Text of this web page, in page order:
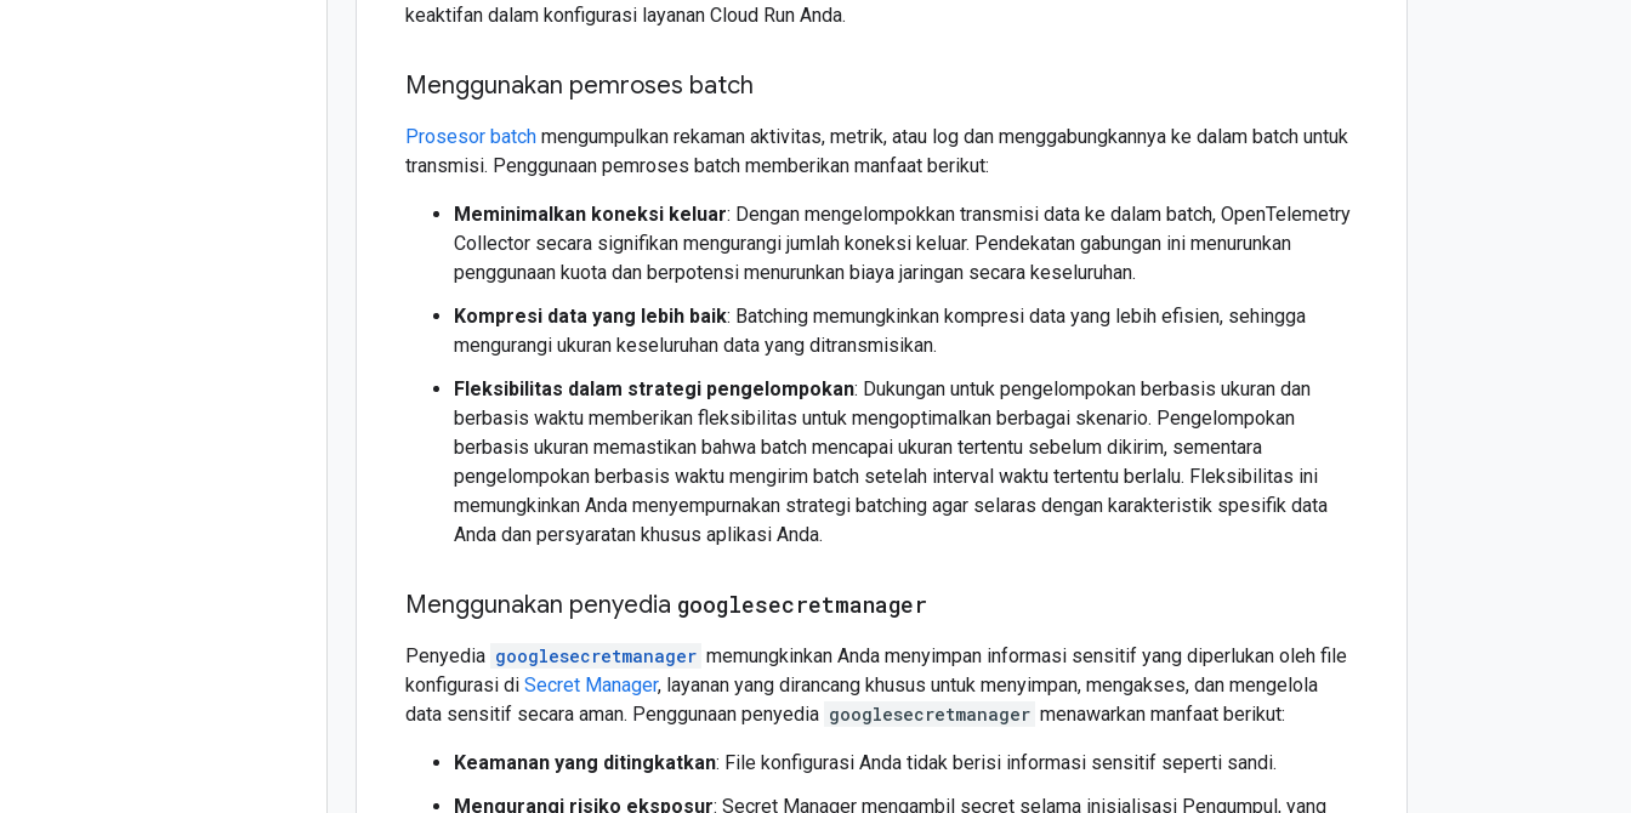
keaktifan dalam konfigurasi layanan Cloud Run Anda.
Menggunakan pemroses batch
Prosesor batch mengumpulkan rekaman aktivitas, metrik, atau log dan menggabungkannya ke dalam batch untuk
transmisi. Penggunaan pemroses batch memberikan manfaat berikut:
Meminimalkan koneksi keluar: Dengan mengelompokkan transmisi data ke dalam batch, OpenTelemetry
Collector secara signifikan mengurangi jumlah koneksi keluar. Pendekatan gabungan ini menurunkan
penggunaan kuota dan berpotensi menurunkan biaya jaringan secara keseluruhan.
Kompresi data yang lebih baik: Batching memungkinkan kompresi data yang lebih efisien, sehingga
mengurangi ukuran keseluruhan data yang ditransmisikan.
Fleksibilitas dalam strategi pengelompokan: Dukungan untuk pengelompokan berbasis ukuran dan
berbasis waktu memberikan fleksibilitas untuk mengoptimalkan berbagai skenario. Pengelompokan
berbasis ukuran memastikan bahwa batch mencapai ukuran tertentu sebelum dikirim, sementara
pengelompokan berbasis waktu mengirim batch setelah interval waktu tertentu berlalu. Fleksibilitas ini
memungkinkan Anda menyempurnakan strategi batching agar selaras dengan karakteristik spesifik data
Anda dan persyaratan khusus aplikasi Anda.
Menggunakan penyedia googlesecretmanager
Penyedia googlesecretmanager memungkinkan Anda menyimpan informasi sensitif yang diperlukan oleh file
konfigurasi di Secret Manager, layanan yang dirancang khusus untuk menyimpan, mengakses, dan mengelola
data sensitif secara aman. Penggunaan penyedia googlesecretmanager menawarkan manfaat berikut:
Keamanan yang ditingkatkan: File konfigurasi Anda tidak berisi informasi sensitif seperti sandi.
Mengurangi risiko eksposur: Secret Manager mengambil secret selama inisialisasi Pengumpul, yang